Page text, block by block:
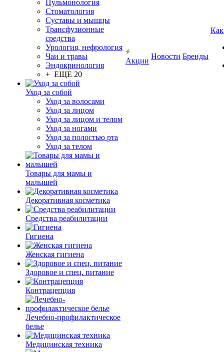
Пульмонология
Стоматология
Суставы и мышцы
Трансфузионные
средства
Урология, нефрология
Чаи и травы
Эндокринология
+ ЕЩЕ 20
Уход за собой
Уход за волосами
Уход за лицом
Уход за лицом и телом
Уход за ногами
Уход за полостью рта
Уход за телом
Товары для мамы и
малышей
Декоративная косметика
Средства реабилитации
Гигиена
Женская гигиена
Здоровое и спец. питание
Контрацепция
Лечебно-профилактическое
белье
Медицинская техника
Акции
Новости Бренды